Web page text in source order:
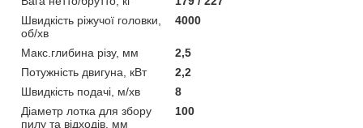
Швидкість ріжучої головки,
об/хв
4000
Макс.глибина різу, мм
2,5
Потужність двигуна, кВт
2,2
Швидкість подачі, м/хв
8
Діаметр лотка для збору
пилу та відходів, мм
100